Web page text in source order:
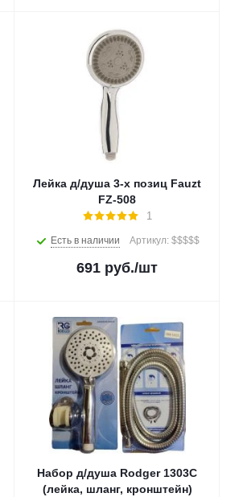
Лейка д/душа 3-х позиц Fauzt
FZ-508
1
Есть в наличии Артикул: $$$$$
691 руб./шт
Набор д/душа Rodger 1303C
(лейка, шланг, кронштейн)